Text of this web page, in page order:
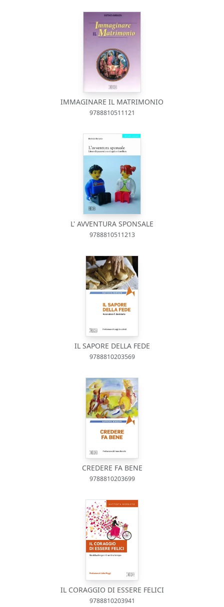
IMMAGINARE IL MATRIMONIO
9788810511121
L' AVVENTURA SPONSALE
9788810511213
IL SAPORE DELLA FEDE
9788810203569
CREDERE FA BENE
9788810203699
IL CORAGGIO DI ESSERE FELICI
9788810203941